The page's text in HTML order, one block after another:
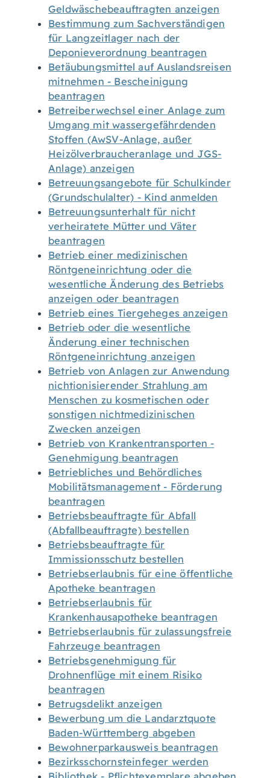
Geldwäschebeauftragten anzeigen
Bestimmung zum Sachverständigen
für Langzeitlager nach der
Deponieverordnung beantragen
Betäubungsmittel auf Auslandsreisen
mitnehmen - Bescheinigung
beantragen
Betreiberwechsel einer Anlage zum
Umgang mit wassergefährdenden
Stoffen (AwSV-Anlage, außer
Heizölverbraucheranlage und JGS-
Anlage) anzeigen
Betreuungsangebote für Schulkinder
(Grundschulalter) - Kind anmelden
Betreuungsunterhalt für nicht
verheiratete Mütter und Väter
beantragen
Betrieb einer medizinischen
Röntgeneinrichtung oder die
wesentliche Änderung des Betriebs
anzeigen oder beantragen
Betrieb eines Tiergeheges anzeigen
Betrieb oder die wesentliche
Änderung einer technischen
Röntgeneinrichtung anzeigen
Betrieb von Anlagen zur Anwendung
nichtionisierender Strahlung am
Menschen zu kosmetischen oder
sonstigen nichtmedizinischen
Zwecken anzeigen
Betrieb von Krankentransporten -
Genehmigung beantragen
Betriebliches und Behördliches
Mobilitätsmanagement - Förderung
beantragen
Betriebsbeauftragte für Abfall
(Abfallbeauftragte) bestellen
Betriebsbeauftragte für
Immissionsschutz bestellen
Betriebserlaubnis für eine öffentliche
Apotheke beantragen
Betriebserlaubnis für
Krankenhausapotheke beantragen
Betriebserlaubnis für zulassungsfreie
Fahrzeuge beantragen
Betriebsgenehmigung für
Drohnenflüge mit einem Risiko
beantragen
Betrugsdelikt anzeigen
Bewerbung um die Landarztquote
Baden-Württemberg abgeben
Bewohnerparkausweis beantragen
Bezirksschornsteinfeger werden